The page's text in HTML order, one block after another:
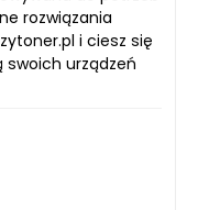
rozwiązania
i ciesz się
swoich urządzeń